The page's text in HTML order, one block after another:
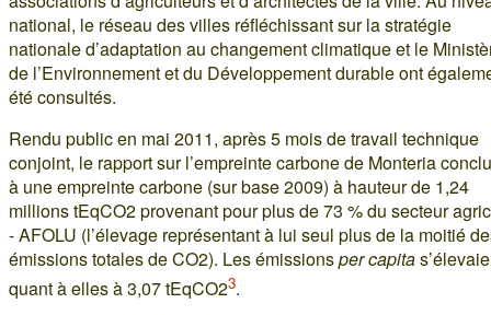
national, le réseau des villes réfléchissant sur la stratégie
nationale d’adaptation au changement climatique et le
de l’Environnement et du Développement durable ont
été consultés.
Rendu public en mai 2011, après 5 mois de travail technique
conjoint, le rapport sur l’empreinte carbone de Monteria
à une empreinte carbone (sur base 2009) à hauteur de 1,24
millions tEqCO2 provenant pour plus de 73 % du secteur
- AFOLU (l’élevage représentant à lui seul plus de la moitié
émissions totales de CO2). Les émissionsper capita
quant à elles à 3,07 tEqCO23.